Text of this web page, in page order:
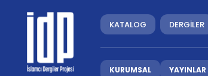
KATALOG DERGİLER
KURUMSAL YAYINLAR